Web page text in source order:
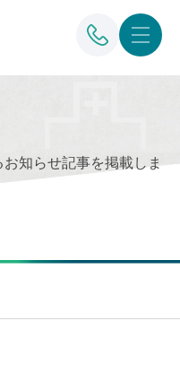
お知らせ記事を掲載しま